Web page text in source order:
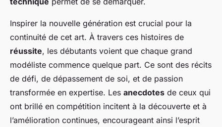
Inspirer la nouvelle génération est crucial pour la
continuité de cet art. À travers ces histoires de
réussite, les débutants voient que chaque grand
modéliste commence quelque part. Ce sont des récits
de défi, de dépassement de soi, et de passion
transformée en expertise. Les anecdotes de ceux qui
ont brillé en compétition incitent à la découverte et à
l’amélioration continues, encourageant ainsi l’esprit